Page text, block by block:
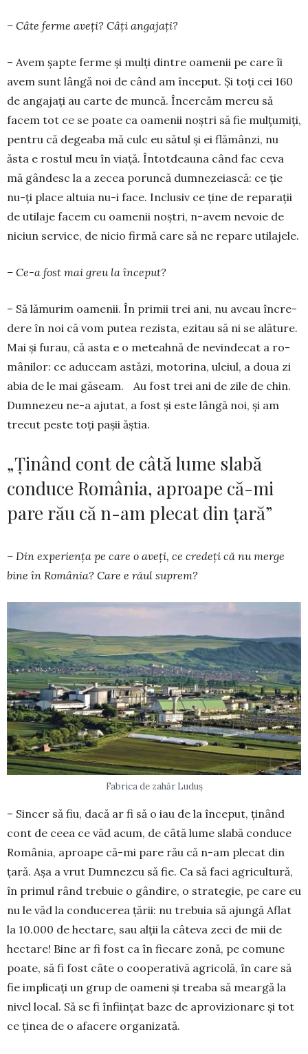
– Câte ferme aveți? Câți an­gajați?
– Avem șapte ferme și mulți dintre oamenii pe care îi
avem sunt lângă noi de când am în­ceput. Și toți cei 160
de angajați au carte de muncă. Încercăm me­reu să
facem tot ce se poate ca oamenii noștri să fie mulțumiți,
pentru că degeaba mă culc eu sătul și ei flămânzi, nu
ăsta e rostul meu în viață. Întot­deauna când fac ceva
mă gândesc la a zecea poruncă dum­nezeiască: ce ție
nu-ți place altuia nu-i face. Inclusiv ce ține de reparații
de utilaje facem cu oamenii noș­tri, n-avem nevoie de
niciun service, de nicio firmă care să ne repare utilajele.
– Ce-a fost mai greu la început?
– Să lămurim oamenii. În primii trei ani, nu aveau încre­
dere în noi că vom putea re­zista, ezitau să ni se alăture.
Mai și furau, că asta e o me­teah­nă de nevindecat a ro­
mâ­nilor: ce adu­ceam astăzi, mo­torina, uleiul, a doua zi
abia de le mai găseam. Au fost trei ani de zile de chin.
Dumnezeu ne-a ajutat, a fost și este lângă noi, și am
trecut peste toți pașii ăștia.
„Ținând cont de câtă lume slabă
conduce România, aproape că-mi
pare rău că n-am plecat din țară”
– Din experiența pe care o aveți, ce credeți că nu merge
bine în România? Care e răul suprem?
Fabrica de zahăr Luduș
– Sincer să fiu, dacă ar fi să o iau de la început, ținând
cont de ceea ce văd acum, de câtă lume slabă condu­ce
România, aproape că-mi pare rău că n-am plecat din
țară. Așa a vrut Dumnezeu să fie. Ca să faci agri­cul­tură,
în primul rând trebuie o gândire, o strategie, pe care eu
nu le văd la conducerea țării: nu trebuia să ajungă Aflat
la 10.000 de hectare, sau alții la câteva zeci de mii de
hectare! Bine ar fi fost ca în fiecare zonă, pe co­mu­ne
poate, să fi fost câte o coo­pe­ra­tivă agricolă, în care să
fie im­plicați un grup de oameni și treaba să meargă la
nivel local. Să se fi înființat baze de aprovizionare și tot
ce ținea de o afacere organizată.